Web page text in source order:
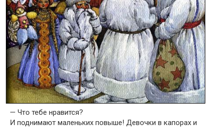
— Что тебе нравится?
И поднимают маленьких повыше! Девочки в капорах и